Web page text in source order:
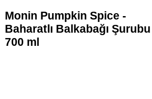
Monin Pumpkin Spice -
Baharatlı Balkabağı Şurubu
700 ml